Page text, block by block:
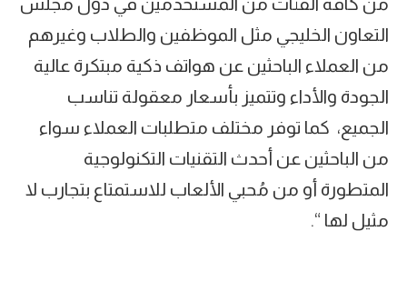
من كافة الفئات من المستخدمين في دول مجلس
التعاون الخليجي مثل الموظفين والطلاب وغيرهم
من العملاء الباحثين عن هواتف ذكية مبتكرة عالية
الجودة والأداء وتتميز بأسعار معقولة تناسب
الجميع، كما توفر مختلف متطلبات العملاء سواء
من الباحثين عن أحدث التقنيات التكنولوجية
المتطورة أو من مُحبي الألعاب للاستمتاع بتجارب لا
مثيل لها “.